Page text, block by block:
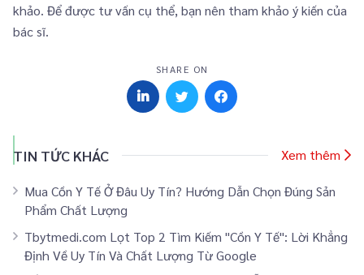
khảo. Để được tư vấn cụ thể, bạn nên tham khảo ý kiến của
bác sĩ.
SHARE ON
TIN TỨC KHÁC Xem thêm
Mua Cồn Y Tế Ở Đâu Uy Tín? Hướng Dẫn Chọn Đúng Sản
Phẩm Chất Lượng
Tbytmedi.com Lọt Top 2 Tìm Kiếm "Cồn Y Tế": Lời Khẳng
Định Về Uy Tín Và Chất Lượng Từ Google